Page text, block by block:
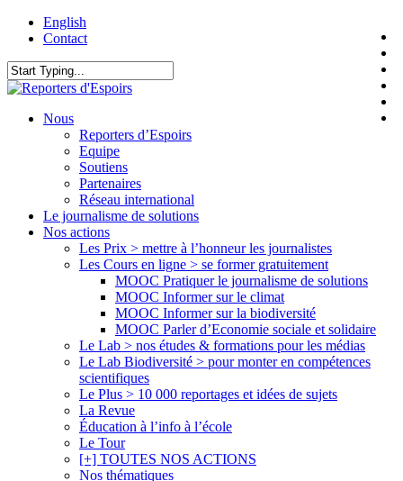
Skip
content
English
Contact
Close
search
Menu
Nous
Reporters d’Espoirs
Equipe
Soutiens
Partenaires
Réseau international
Le journalisme de solutions
Nos actions
Les Prix > mettre à l’honneur les journalistes
Les Cours en ligne > se former gratuitement
MOOC Pratiquer le journalisme de solutions
MOOC Informer sur le climat
MOOC Informer sur la biodiversité
MOOC Parler d’Economie sociale et solidaire
Le Lab > nos études & formations pour les médias
Le Lab Biodiversité > pour monter en compétences
scientifiques
Le Plus > 10 000 reportages et idées de sujets
La Revue
Éducation à l’info à l’école
Le Tour
[+] TOUTES NOS ACTIONS
Nos thématiques